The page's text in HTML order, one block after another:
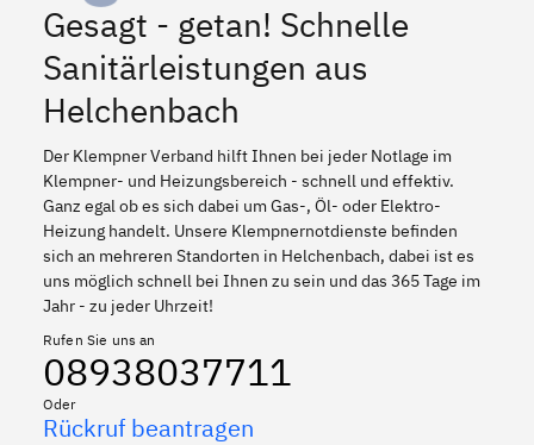
Gesagt - getan! Schnelle
Sanitärleistungen aus
Helchenbach
Der Klempner Verband hilft Ihnen bei jeder Notlage im
Klempner- und Heizungsbereich - schnell und effektiv.
Ganz egal ob es sich dabei um Gas-, Öl- oder Elektro-
Heizung handelt. Unsere Klempnernotdienste befinden
sich an mehreren Standorten in Helchenbach, dabei ist es
uns möglich schnell bei Ihnen zu sein und das 365 Tage im
Jahr - zu jeder Uhrzeit!
Rufen Sie uns an
08938037711
Oder
Rückruf beantragen